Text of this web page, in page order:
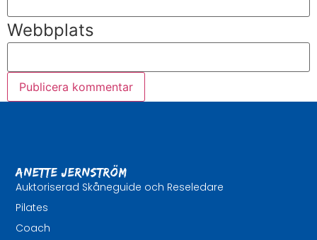
Webbplats
Anette Jernström
Auktoriserad Skåneguide och Reseledare
Pilates
Coach